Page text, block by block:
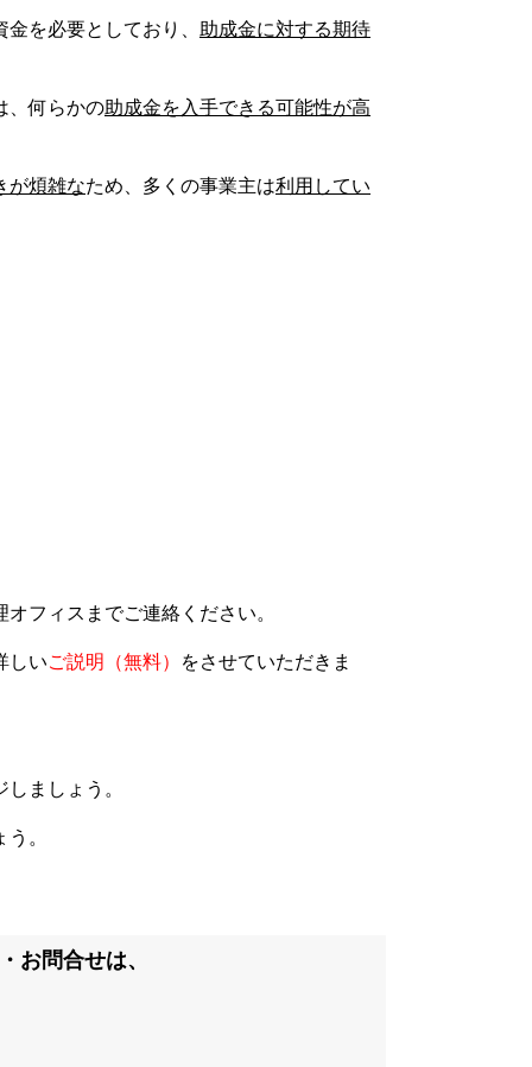
を必要としており、 助成金に対する期待
何らかの助成金を入手できる可能性が高
が煩雑なため、多くの事業主は利用してい
フィスまでご連絡ください。
しいご説明（無料） をさせていただきま
ましょう。
。
お問合せは、